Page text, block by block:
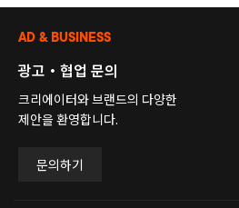
AD & BUSINESS
광고・협업 문의
크리에이터와 브랜드의 다양한
제안을 환영합니다.
문의하기